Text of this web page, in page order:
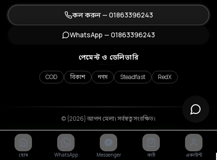
কল করুন — 01863396243
WhatsApp — 01863396243
পেমেন্ট ও ডেলিভারি
COD বিকাশ নগদ Steadfast RedX
© {2026} আপন মেলা। সর্বস্বত্ব সংরক্ষিত।
হোম WhatsApp Messenger কার্ট একাউন্ট